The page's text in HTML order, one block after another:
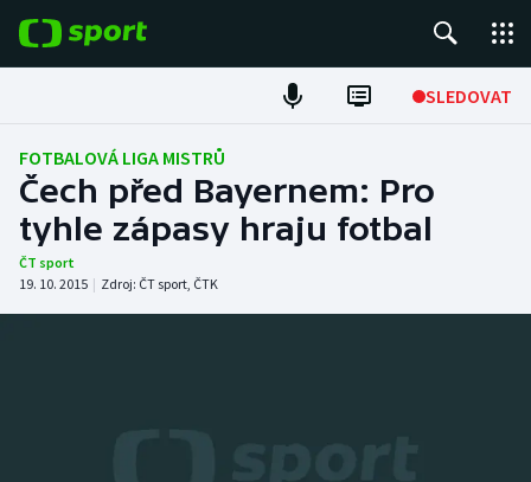
SLEDOVAT
Fotbal
Hokej
Tenis
Atletika
FOTBALOVÁ LIGA MISTRŮ
Čech před Bayernem: Pro
tyhle zápasy hraju fotbal
ČT sport
19. 10. 2015 | Zdroj: ČT sport, ČTK